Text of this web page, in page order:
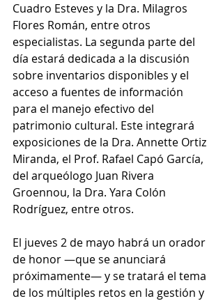
Cuadro Esteves y la Dra. Milagros
Flores Román, entre otros
especialistas. La segunda parte del
día estará dedicada a la discusión
sobre inventarios disponibles y el
acceso a fuentes de información
para el manejo efectivo del
patrimonio cultural. Este integrará
exposiciones de la Dra. Annette Ortiz
Miranda, el Prof. Rafael Capó García,
del arqueólogo Juan Rivera
Groennou, la Dra. Yara Colón
Rodríguez, entre otros.
El jueves 2 de mayo habrá un orador
de honor —que se anunciará
próximamente— y se tratará el tema
de los múltiples retos en la gestión y